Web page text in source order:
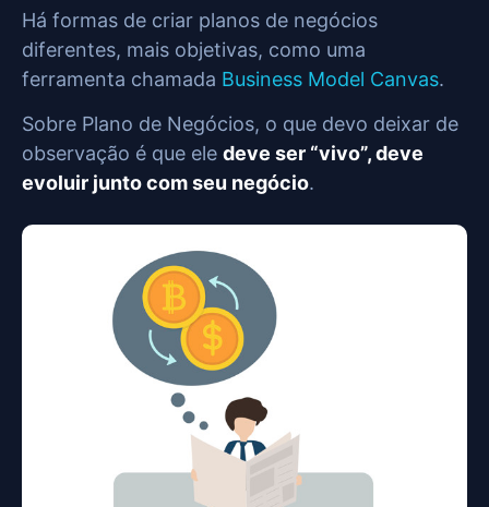
Há formas de criar planos de negócios
diferentes, mais objetivas, como uma
ferramenta chamada Business Model Canvas.
Sobre Plano de Negócios, o que devo deixar de
observação é que ele deve ser “vivo”, deve
evoluir junto com seu negócio.